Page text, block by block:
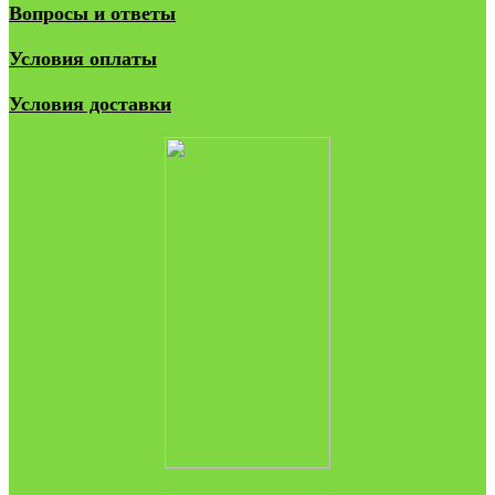
Вопросы и ответы
Условия оплаты
Условия доставки